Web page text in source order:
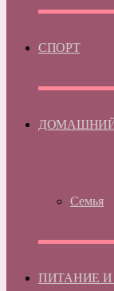
СПОРТ
Семья
ПИТАНИЕ